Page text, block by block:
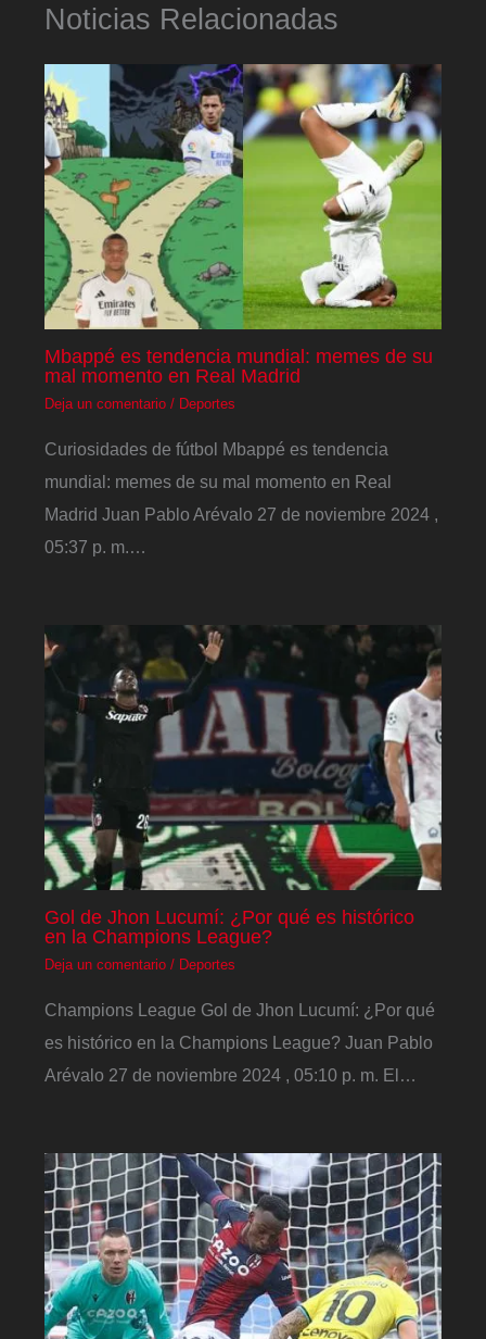
Noticias Relacionadas
Mbappé es tendencia mundial: memes de su
mal momento en Real Madrid
Deja un comentario / Deportes
Curiosidades de fútbol Mbappé es tendencia
mundial: memes de su mal momento en Real
Madrid Juan Pablo Arévalo 27 de noviembre 2024 ,
05:37 p. m.…
Gol de Jhon Lucumí: ¿Por qué es histórico
en la Champions League?
Deja un comentario / Deportes
Champions League Gol de Jhon Lucumí: ¿Por qué
es histórico en la Champions League? Juan Pablo
Arévalo 27 de noviembre 2024 , 05:10 p. m. El…